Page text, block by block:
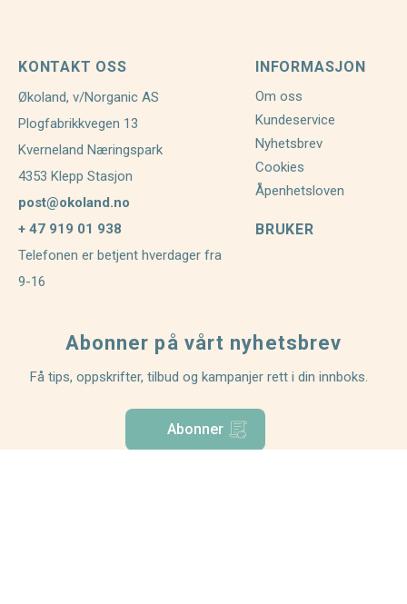
KONTAKT OSS
Økoland, v/Norganic AS
Plogfabrikkvegen 13
Kverneland Næringspark
4353 Klepp Stasjon
post@okoland.no
+ 47 919 01 938
Telefonen er betjent hverdager fra
9-16
INFORMASJON
Om oss
Kundeservice
Nyhetsbrev
Cookies
Åpenhetsloven
BRUKER
Abonner på vårt nyhetsbrev
Få tips, oppskrifter, tilbud og kampanjer rett i din innboks.
Abonner